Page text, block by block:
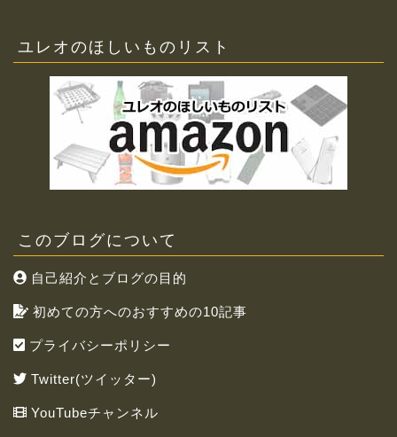
ユレオのほしいものリスト
このブログについて
自己紹介とブログの目的
初めての方へのおすすめの10記事
プライバシーポリシー
Twitter(ツイッター)
YouTubeチャンネル